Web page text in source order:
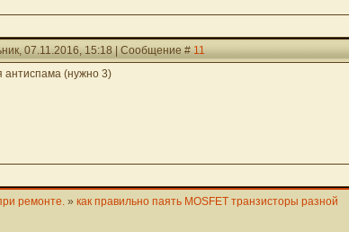
07.11.2016, 15:18 | Сообщение #11
антиспама (нужно 3)
ремонте. » как правильно паять MOSFET транзисторы разной